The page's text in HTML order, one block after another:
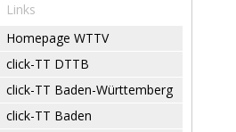
Links
Homepage WTTV
click-TT DTTB
click-TT Baden-Württemberg
click-TT Baden